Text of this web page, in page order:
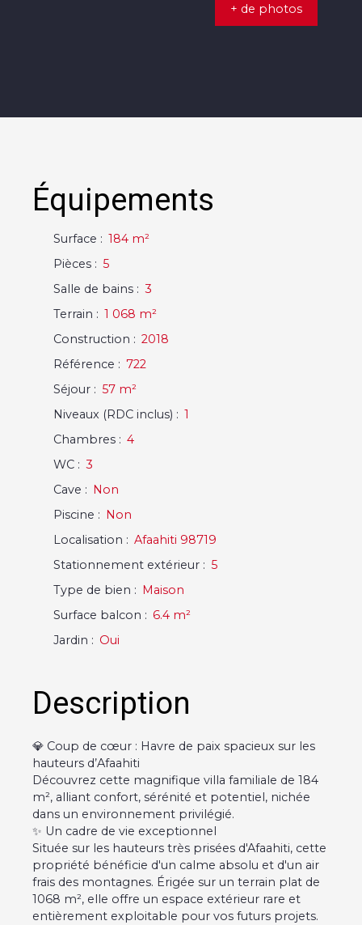
+ de photos
Équipements
Surface : 184 m²
Pièces : 5
Salle de bains : 3
Terrain : 1 068 m²
Construction : 2018
Référence : 722
Séjour : 57 m²
Niveaux (RDC inclus) : 1
Chambres : 4
WC : 3
Cave : Non
Piscine : Non
Localisation : Afaahiti 98719
Stationnement extérieur : 5
Type de bien : Maison
Surface balcon : 6.4 m²
Jardin : Oui
Description
💎 Coup de cœur : Havre de paix spacieux sur les
hauteurs d’Afaahiti
Découvrez cette magnifique villa familiale de 184
m², alliant confort, sérénité et potentiel, nichée
dans un environnement privilégié.
✨ Un cadre de vie exceptionnel
Située sur les hauteurs très prisées d'Afaahiti, cette
propriété bénéficie d'un calme absolu et d'un air
frais des montagnes. Érigée sur un terrain plat de
1068 m², elle offre un espace extérieur rare et
entièrement exploitable pour vos futurs projets.